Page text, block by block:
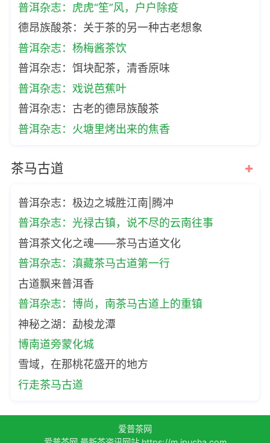
普洱杂志：虎虎“笙”风，户户除疫
德昂族酸茶：关于茶的另一种古老想象
普洱杂志：杨梅酱茶饮
普洱杂志：饵块配茶，清香原味
普洱杂志：戏说芭蕉叶
普洱杂志：古老的德昂族酸茶
普洱杂志：火塘里烤出来的焦香
茶马古道 +
普洱杂志：极边之城胜江南|腾冲
普洱杂志：光禄古镇，说不尽的云南往事
普洱茶文化之魂——茶马古道文化
普洱杂志：滇藏茶马古道第一行
古道飘来普洱香
普洱杂志：博尚，南茶马古道上的重镇
神秘之湖：勐梭龙潭
博南道旁蒙化城
雪域，在那桃花盛开的地方
行走茶马古道
爱普茶网